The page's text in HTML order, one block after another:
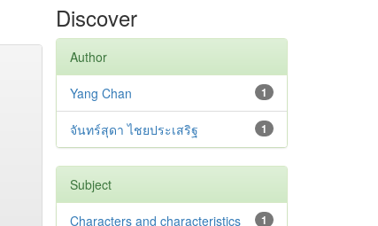
Discover
Author
1
Yang Chan
1
จันทร์สุดา ไชยประเสริฐ
Subject
1
Characters and characteristics